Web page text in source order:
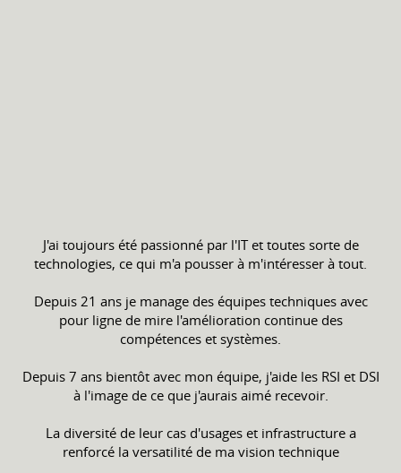
J'ai toujours été passionné par l'IT et toutes sorte de
technologies, ce qui m'a pousser à m'intéresser à tout.
Depuis 21 ans je manage des équipes techniques avec
pour ligne de mire l'amélioration continue des
compétences et systèmes.
Depuis 7 ans bientôt avec mon équipe, j'aide les RSI et DSI
à l'image de ce que j'aurais aimé recevoir.
La diversité de leur cas d'usages et infrastructure a
renforcé la versatilité de ma vision technique